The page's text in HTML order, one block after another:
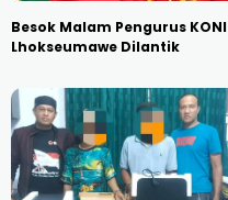
Besok Malam Pengurus KONI
Lhokseumawe Dilantik